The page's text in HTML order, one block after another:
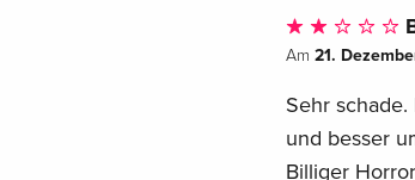
Am 21.
Sehr
und besser
Billiger